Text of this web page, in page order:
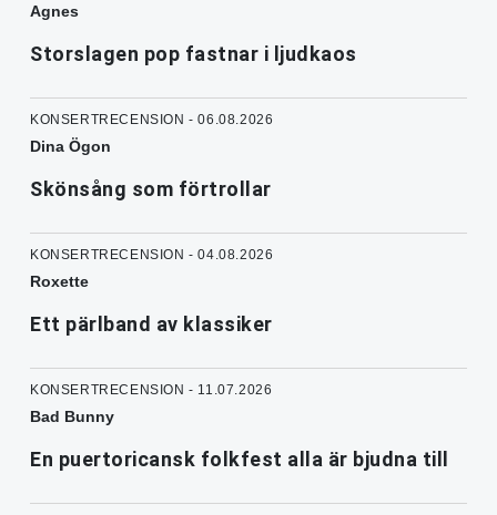
Agnes
Storslagen pop fastnar i ljudkaos
KONSERTRECENSION - 06.08.2026
Dina Ögon
Skönsång som förtrollar
KONSERTRECENSION - 04.08.2026
Roxette
Ett pärlband av klassiker
KONSERTRECENSION - 11.07.2026
Bad Bunny
En puertoricansk folkfest alla är bjudna till